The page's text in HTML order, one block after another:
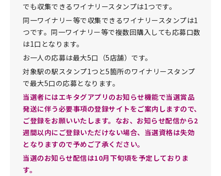
でも収集できるワイナリースタンプは1つです。
同一ワイナリー等で収集できるワイナリースタンプは1
つです。同一ワイナリー等で複数回購入しても応募口数
は1口となります。
お一人の応募は最大5口（5店舗）です。
対象駅の駅スタンプ1つと5箇所のワイナリースタンプ
で最大5口の応募となります。
当選者にはエキタグアプリのお知らせ機能で当選賞品
発送に伴う必要事項の登録サイトをご案内しますので、
ご登録をお願いいたします。なお、お知らせ配信から2
週間以内にご登録いただけない場合、当選資格は失効
となりますので予めご了承ください。
当選のお知らせ配信は10月下旬頃を予定しておりま
す。